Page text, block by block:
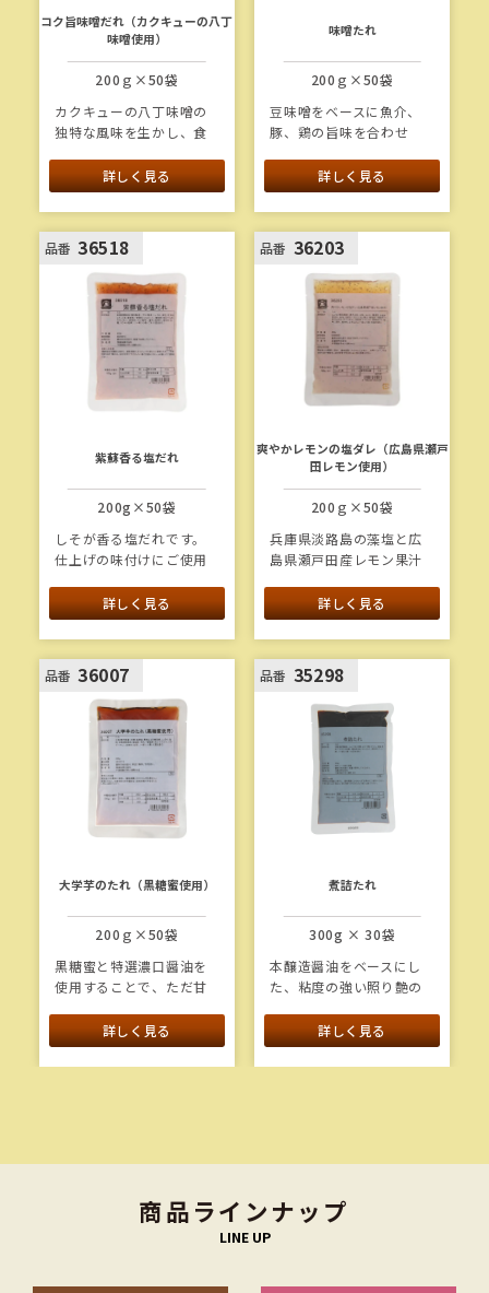
コク旨味噌だれ（カクキューの八丁
味噌使用）
200ｇ×50袋
カクキューの八丁味噌の
独特な風味を生かし、食
「コクうま！」な味噌だ
れです。みそ原料のう
ち、カクキュー八丁味噌
を76％使用しています。
詳しく見る
味噌たれ
200ｇ×50袋
豆味噌をベースに魚介、
豚、鶏の旨味を合わせ
合う万能たれです。
詳しく見る
品番 36518
紫蘇香る塩だれ
200g×50袋
しそが香る塩だれです。
仕上げの味付けにご使用
詳しく見る
品番 36203
爽やかレモンの塩ダレ（広島県瀬戸
田レモン使用）
200ｇ×50袋
兵庫県淡路島の藻塩と広
島県瀬戸田産レモン果汁
味と旨味のある塩だれで
す。
詳しく見る
品番 36007
大学芋のたれ（黒糖蜜使用）
200ｇ×50袋
黒糖蜜と特選濃口醤油を
使用することで、ただ甘
味やコクを付与した大学
芋のタレです。
詳しく見る
品番 35298
煮詰たれ
300g × 30袋
本醸造醤油をベースにし
た、粘度の強い照り艶の
子に塗ってご使用くださ
い。
詳しく見る
商品ラインナップ
LINE UP